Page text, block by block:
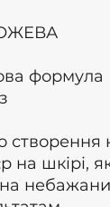
формула
створення
на шкірі,